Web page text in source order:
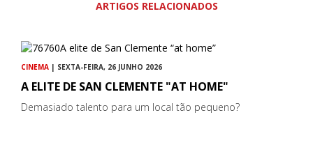
ARTIGOS RELACIONADOS
CINEMA | SEXTA-FEIRA, 26 JUNHO 2026
A ELITE DE SAN CLEMENTE "AT HOME"
Demasiado talento para um local tão pequeno?